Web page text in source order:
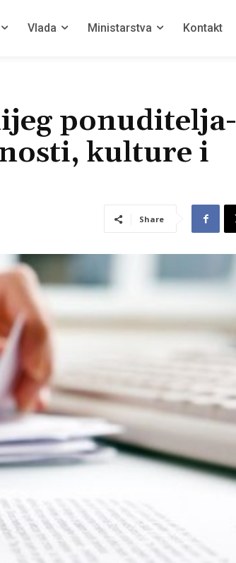
Vlada Ministarstva Kontakt
ponuditelja-
kulture i
Share